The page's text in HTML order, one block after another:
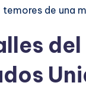
de una